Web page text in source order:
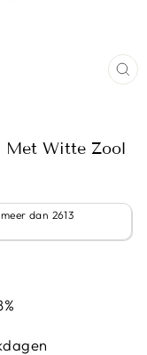
Met Witte Zool
dan 2613